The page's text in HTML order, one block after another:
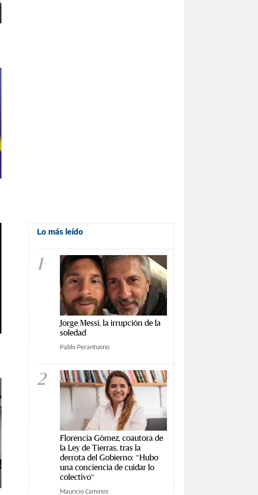
Lo más leído
1
Jorge Messi, la irrupción de la
soledad
Pablo Perantuono
2
Florencia Gómez, coautora de
la Ley de Tierras, tras la
derrota del Gobierno: "Hubo
una conciencia de cuidar lo
colectivo"
Mauricio Caminos